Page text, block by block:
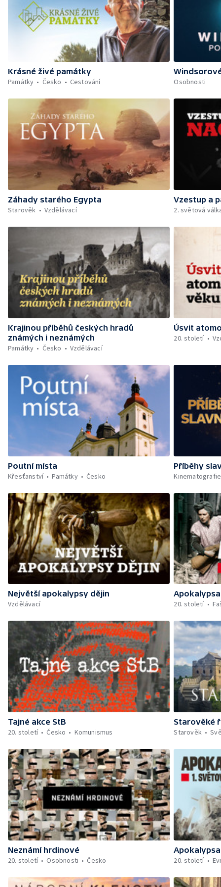
Krásné živé památky
Památky
Česko Cestování
Osobnosti
Záhady starého Egypta
Starověk
Vzdělávací
Vzestup a
2. světová
Krajinou příběhů českých hradů
známých i neznámých
Památky
Česko Vzdělávací
Úsvit
20. století
Poutní místa
Křesťanství
Památky Česko
Příběhy
Kinematografie
Největší apokalypsy dějin
Vzdělávací
20. století
Tajné akce StB
20. století
Česko Komunismus
Starověké
Starověk
Neznámí hrdinové
20. století
Osobnosti Česko
20. století